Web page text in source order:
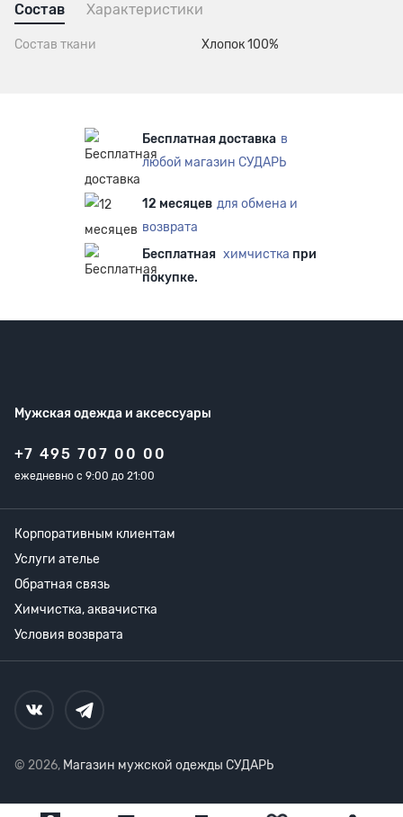
Состав Характеристики
Состав ткани Хлопок 100%
Бесплатная доставка в
любой магазин СУДАРЬ
12 месяцев для обмена и
возврата
Бесплатная химчистка при
покупке.
Мужская одежда и аксессуары
+7 495 707 00 00
ежедневно с 9:00 до 21:00
Корпоративным клиентам
Услуги ателье
Обратная связь
Химчистка, аквачистка
Условия возврата
© 2026, Магазин мужской одежды СУДАРЬ